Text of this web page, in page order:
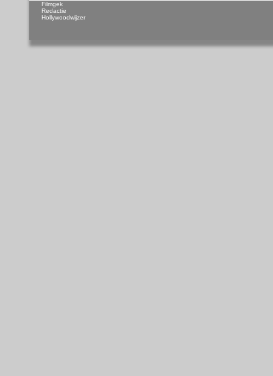
Filmgek
Redactie
Hollywoodwijzer